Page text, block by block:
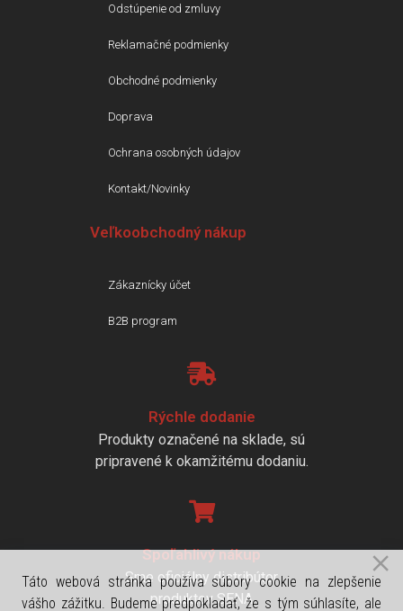
Odstúpenie od zmluvy
Reklamačné podmienky
Obchodné podmienky
Doprava
Ochrana osobných údajov
Kontakt/Novinky
Veľkoobchodný nákup
Zákaznícky účet
B2B program
Rýchle dodanie
Produkty označené na sklade, sú
pripravené k okamžitému dodaniu.
Spoľahlivý nákup
Sme oficiálny distribútor
produktov SENA
Táto webová stránka používa súbory cookie na zlepšenie
vášho zážitku. Budeme predpokladať, že s tým súhlasíte, ale